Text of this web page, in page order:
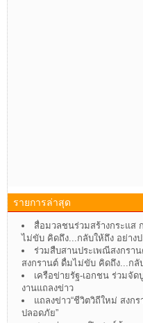
รายการล่าสุด
สื่อมวลชนร่วมสร้างกระแส
ไม่ขับ คิดถึง...กลับให้ถึง อย่าง
ร่วมสืบสานประเพณีสงกรา
สงกรานต์ ดื่มไม่ขับ คิดถึง...กลั
เครือข่ายรัฐ-เอกชน ร่วมจั
งานแถลงข่าว
แถลงข่าว“ชีวิตวิถีใหม่ สงก
ปลอดภัย”